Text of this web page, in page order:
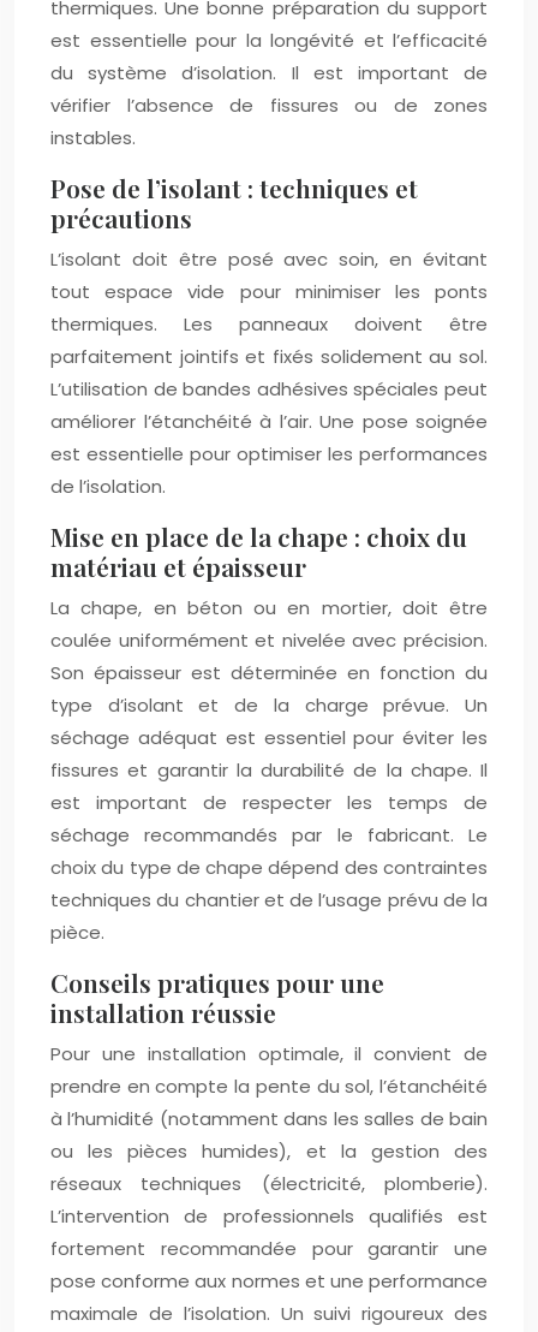
thermiques. Une bonne préparation du support
est essentielle pour la longévité et l’efficacité
du système d’isolation. Il est important de
vérifier l’absence de fissures ou de zones
instables.
Pose de l’isolant : techniques et
précautions
L’isolant doit être posé avec soin, en évitant
tout espace vide pour minimiser les ponts
thermiques. Les panneaux doivent être
parfaitement jointifs et fixés solidement au sol.
L’utilisation de bandes adhésives spéciales peut
améliorer l’étanchéité à l’air. Une pose soignée
est essentielle pour optimiser les performances
de l’isolation.
Mise en place de la chape : choix du
matériau et épaisseur
La chape, en béton ou en mortier, doit être
coulée uniformément et nivelée avec précision.
Son épaisseur est déterminée en fonction du
type d’isolant et de la charge prévue. Un
séchage adéquat est essentiel pour éviter les
fissures et garantir la durabilité de la chape. Il
est important de respecter les temps de
séchage recommandés par le fabricant. Le
choix du type de chape dépend des contraintes
techniques du chantier et de l’usage prévu de la
pièce.
Conseils pratiques pour une
installation réussie
Pour une installation optimale, il convient de
prendre en compte la pente du sol, l’étanchéité
à l’humidité (notamment dans les salles de bain
ou les pièces humides), et la gestion des
réseaux techniques (électricité, plomberie).
L’intervention de professionnels qualifiés est
fortement recommandée pour garantir une
pose conforme aux normes et une performance
maximale de l’isolation. Un suivi rigoureux des